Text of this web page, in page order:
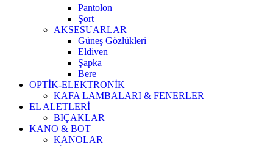
Pantolon
Şort
AKSESUARLAR
Güneş Gözlükleri
Eldiven
Şapka
Bere
OPTİK-ELEKTRONİK
KAFA LAMBALARI & FENERLER
EL ALETLERİ
BIÇAKLAR
KANO & BOT
KANOLAR